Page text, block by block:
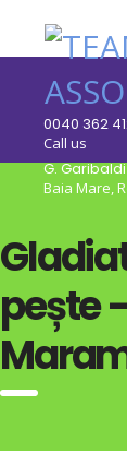
0040 362
Call us
G. Garibaldi
Baia Mare,
pește